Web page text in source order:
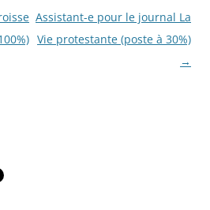
Assistant-e pour le journal La
Vie protestante (poste à 30%)
→